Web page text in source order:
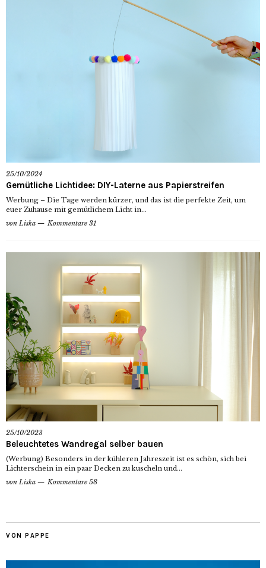
25/10/2024
Gemütliche Lichtidee: DIY-Laterne aus Papierstreifen
Werbung – Die Tage werden kürzer, und das ist die perfekte Zeit, um
euer Zuhause mit gemütlichem Licht in...
von Liska Kommentare 31
25/10/2023
Beleuchtetes Wandregal selber bauen
(Werbung) Besonders in der kühleren Jahreszeit ist es schön, sich bei
Lichterschein in ein paar Decken zu kuscheln und...
von Liska Kommentare 58
VON PAPPE